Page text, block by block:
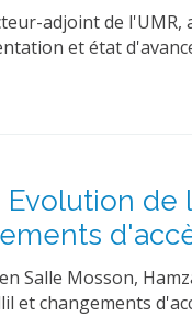
adjoint de
et état
Evolution
Salle Mosson,
et changements